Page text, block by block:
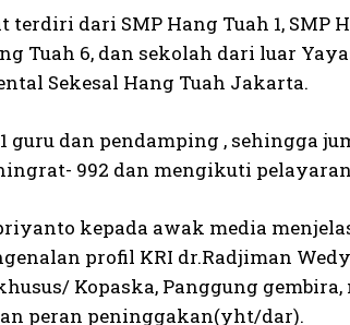
dari SMP Hang Tuah 1, SMP
Tuah 6, dan sekolah dari luar
Sekesal Hang Tuah Jakarta.
guru dan pendamping , sehingga
992 dan mengikuti
kepada awak media
profil KRI dr.Radjiman
Kopaska, Panggung
peran peninggakan(yht/dar).